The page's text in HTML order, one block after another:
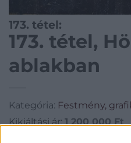
173. tétel:
173. tétel,
ablakban
Kategória: Festmény,
Kikiáltási ár: 1 200 000 Ft